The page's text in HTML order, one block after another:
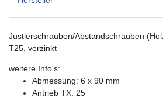
Justierschrauben/Abstandschrauben
T25, verzinkt
weitere Info's:
Abmessung: 6 x 90 mm
Antrieb TX: 25